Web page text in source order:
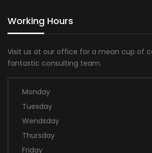
Working Hours
Visit us at our office for a mean cup of
fantastic consulting team.
Monday
Tuesday
Wendsday
Thursday
Friday